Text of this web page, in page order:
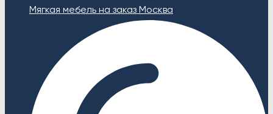
Мягкая мебель на заказ Москва